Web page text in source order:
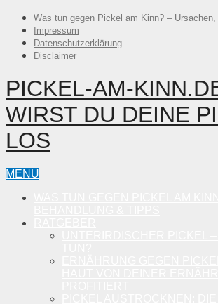
Was tun gegen Pickel am Kinn? –
Impressum
Datenschutzerklärung
Disclaimer
PICKEL-AM-
WIRST DU DEINE
LOS
MENU